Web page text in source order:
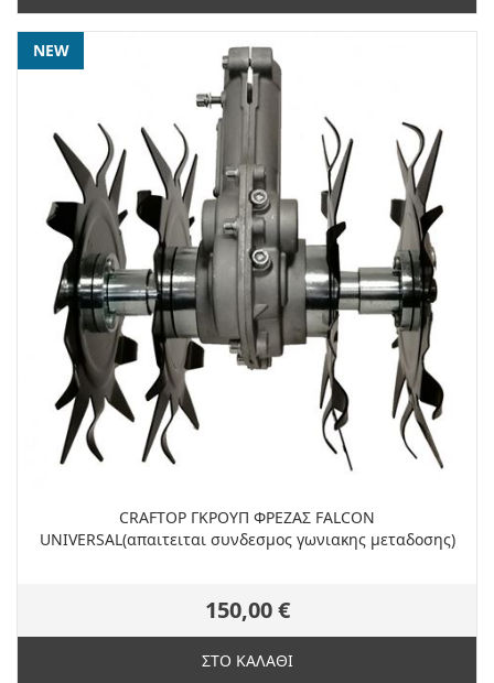
NEW
CRAFTOP ΓΚΡΟΥΠ ΦΡΕΖΑΣ FALCON
UNIVERSAL(απαιτειται συνδεσμος γωνιακης μεταδοσης)
150,00 €
ΣΤΟ ΚΑΛΑΘΙ